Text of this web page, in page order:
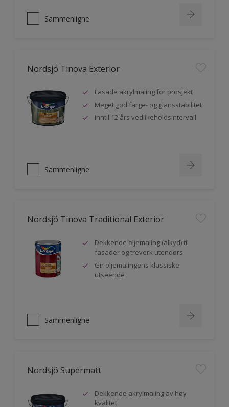
Sammenligne
Nordsjö Tinova Exterior
Fasade akrylmaling for prosjekt
Meget god farge- og glansstabilitet
Inntil 12 års vedlikeholdsintervall
Sammenligne
Nordsjö Tinova Traditional Exterior
Dekkende oljemaling (alkyd) til
fasader og treverk utendørs
Gir oljemalingens klassiske
utseende
Sammenligne
Nordsjö Supermatt
Dekkende akrylmaling av høy
kvalitet